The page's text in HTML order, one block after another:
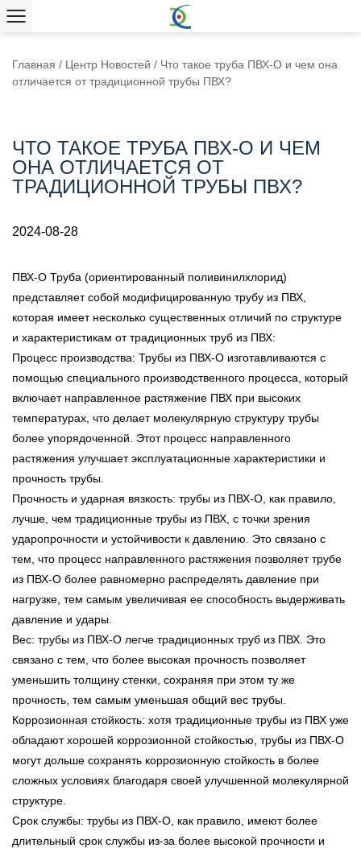
Главная / Центр Новостей / Что такое труба ПВХ-О и чем она
отличается от традиционной трубы ПВХ?
ЧТО ТАКОЕ ТРУБА ПВХ-О И ЧЕМ
ОНА ОТЛИЧАЕТСЯ ОТ
ТРАДИЦИОННОЙ ТРУБЫ ПВХ?
2024-08-28
ПВХ-О Труба (ориентированный поливинилхлорид)
представляет собой модифицированную трубу из ПВХ,
которая имеет несколько существенных отличий по структуре
и характеристикам от традиционных труб из ПВХ:
Процесс производства: Трубы из ПВХ-О изготавливаются с
помощью специального производственного процесса, который
включает направленное растяжение ПВХ при высоких
температурах, что делает молекулярную структуру трубы
более упорядоченной. Этот процесс направленного
растяжения улучшает эксплуатационные характеристики и
прочность трубы.
Прочность и ударная вязкость: трубы из ПВХ-О, как правило,
лучше, чем традиционные трубы из ПВХ, с точки зрения
ударопрочности и устойчивости к давлению. Это связано с
тем, что процесс направленного растяжения позволяет трубе
из ПВХ-О более равномерно распределять давление при
нагрузке, тем самым увеличивая ее способность выдерживать
давление и удары.
Вес: трубы из ПВХ-О легче традиционных труб из ПВХ. Это
связано с тем, что более высокая прочность позволяет
уменьшить толщину стенки, сохраняя при этом ту же
прочность, тем самым уменьшая общий вес трубы.
Коррозионная стойкость: хотя традиционные трубы из ПВХ уже
обладают хорошей коррозионной стойкостью, трубы из ПВХ-О
могут дольше сохранять коррозионную стойкость в более
сложных условиях благодаря своей улучшенной молекулярной
структуре.
Срок службы: трубы из ПВХ-О, как правило, имеют более
длительный срок службы из-за более высокой прочности и